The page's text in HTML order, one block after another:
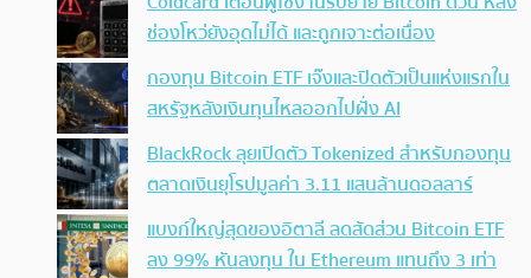
ช่องโหว่ยังอุดไม่ได้ และถูกเจาะต่อเนื่อง
กองทุน Bitcoin ETF เจ๊งและปิดตัวเป็นแห่งแรกใน
สหรัฐหลังเงินทุนไหลออกไปฝั่ง AI
BlackRock ลุยเปิดตัว Tokenized สำหรับกองทุน
ตลาดเงินยุโรปมูลค่า 3.11 แสนล้านดอลลาร์
แบงก์ใหญ่สุดของอิตาลี ลดสัดส่วน Bitcoin ETF
ลง 99% หันลงทุน ใน Ethereum แทนถึง 3 เท่า